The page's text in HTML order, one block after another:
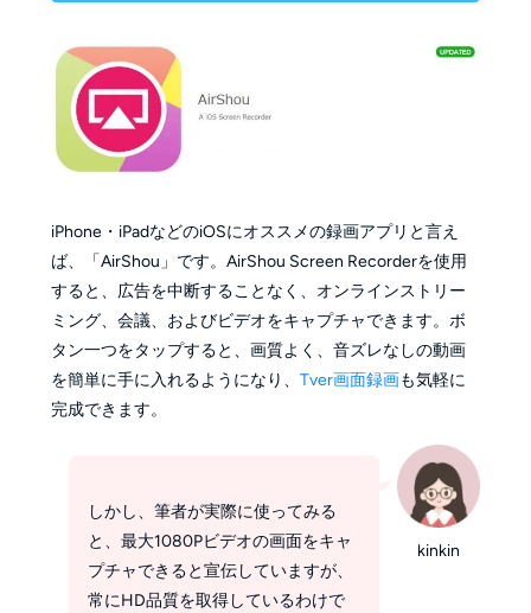
iPhone・iPadなどのiOSにオススメの録画アプリと言え
ば、「AirShou」です。AirShou Screen Recorderを使用
すると、広告を中断することなく、オンラインストリー
ミング、会議、およびビデオをキャプチャできます。ボ
タン一つをタップすると、画質よく、音ズレなしの動画
を簡単に手に入れるようになり、 Tver画面録画も気軽に
完成できます。
kinkin
しかし、筆者が実際に使ってみる
と、最大1080Pビデオの画面をキャ
プチャできると宣伝していますが、
常にHD品質を取得しているわけで